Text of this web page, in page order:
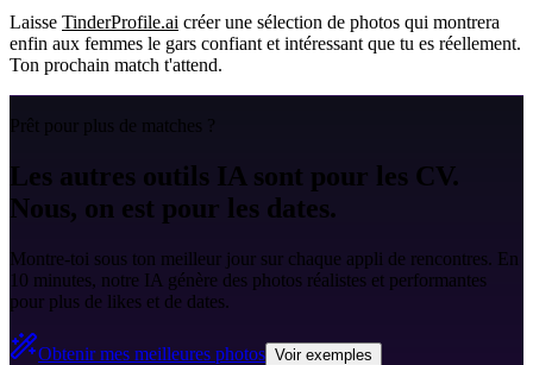
Laisse TinderProfile.ai créer une sélection de photos qui montrera
enfin aux femmes le gars confiant et intéressant que tu es réellement.
Ton prochain match t'attend.
Prêt pour plus de matches ?
Les autres outils IA sont pour les CV.
Nous, on est pour les dates.
Montre-toi sous ton meilleur jour sur chaque appli de rencontres. En
10 minutes, notre IA génère des photos réalistes et performantes
pour plus de likes et de dates.
Obtenir mes meilleures photos Voir exemples